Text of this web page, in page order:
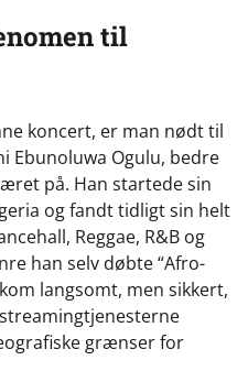
til
koncert, er man nødt til
Ebunoluwa Ogulu, bedre
på. Han startede sin
og fandt tidligt sin helt
Reggae, R&B og
han selv døbte “Afro-
langsomt, men sikkert,
grænser for